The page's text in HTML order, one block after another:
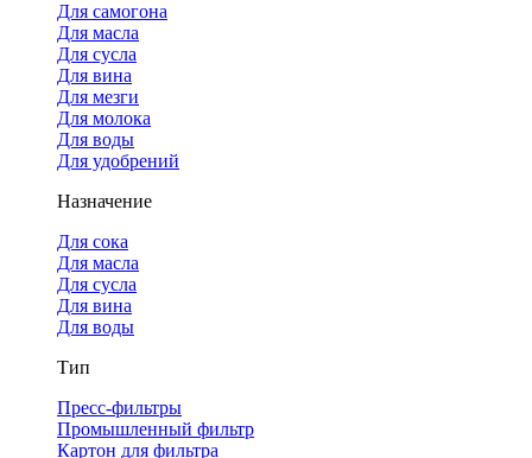
Для самогона
Для масла
Для сусла
Для вина
Для мезги
Для молока
Для воды
Для удобрений
Назначение
Для сока
Для масла
Для сусла
Для вина
Для воды
Тип
Пресс-фильтры
Промышленный фильтр
Картон для фильтра